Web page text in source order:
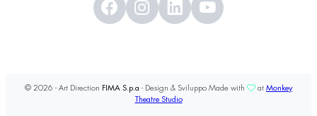
© 2026 - Art Direction FIMA S.p.a - Design & Sviluppo Made with at Monkey
Theatre Studio